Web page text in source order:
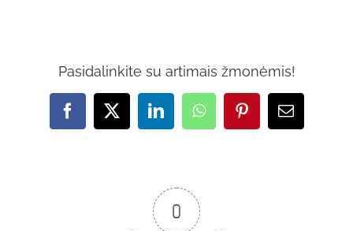
Pasidalinkite su artimais žmonėmis!
Facebook
X LinkedInWhatsAppPinterestEmail
0